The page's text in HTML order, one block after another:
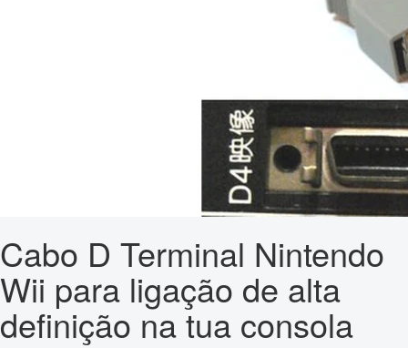
Cabo D Terminal Nintendo
Wii para ligação de alta
definição na tua consola